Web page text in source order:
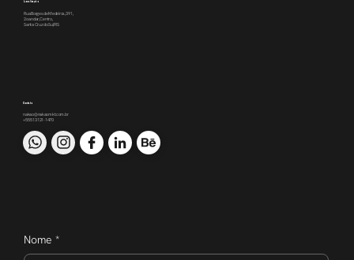
Localização
Rua Borges de Medeiros, 391,
2o andar, Centro,
Santa Cruz do Sul/RS
Contato
nakao@nakaomkt.com.br
+55 51 3121-1470
Nome *